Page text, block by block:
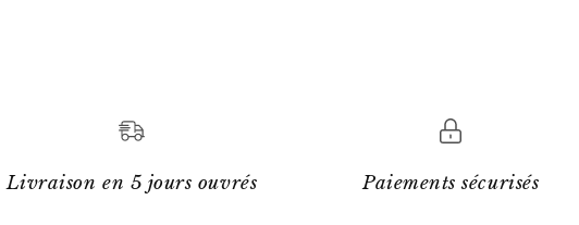
Livraison en 5 jours ouvrés Paiements sécurisés